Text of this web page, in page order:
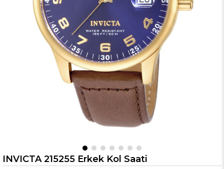
INVICTA 215255 Erkek Kol Saati